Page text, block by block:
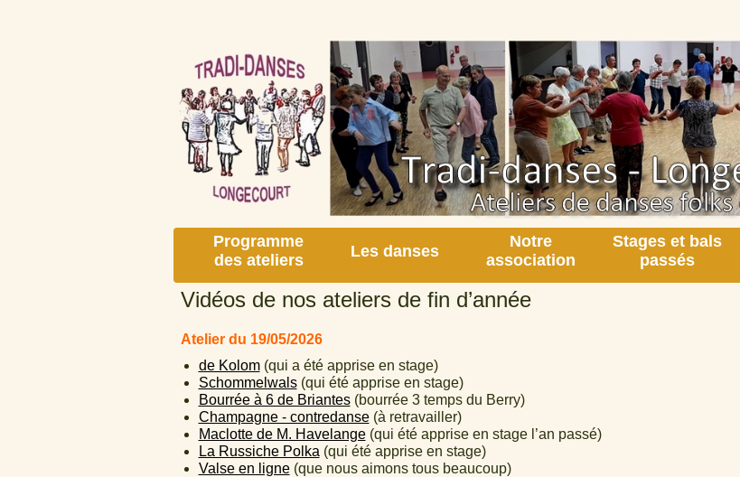
Programme
des ateliers
Les danses
Notre
association
Stages et bals
passés
Vidéos de nos ateliers de fin d’année
Atelier du 19/05/2026
de Kolom(qui a été apprise en stage)
Schommelwals(qui été apprise en stage)
Bourrée à 6 de Briantes(bourrée 3 temps du Berry)
Champagne - contredanse(à retravailler)
Maclotte de M. Havelange(qui été apprise en stage l’an passé)
La Russiche Polka (qui été apprise en stage)
Valse en ligne(que nous aimons tous beaucoup)